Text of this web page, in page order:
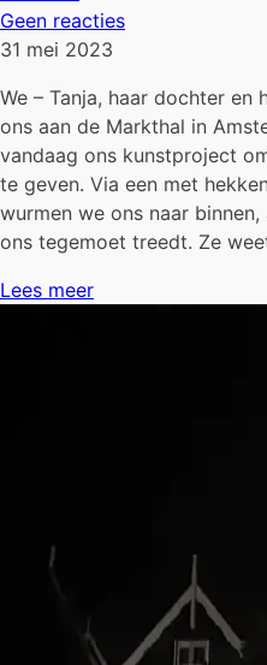
Geen reacties
31 mei 2023
We – Tanja, haar dochter en
ons aan de Markthal in
vandaag ons kunstproject
te geven. Via een met
wurmen we ons naar
ons tegemoet treedt. Ze
Lees meer